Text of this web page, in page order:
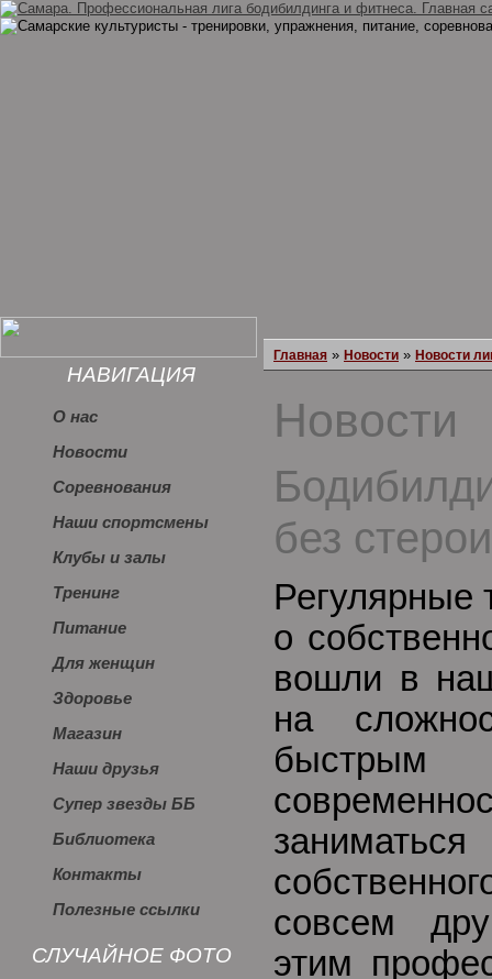
НАВИГАЦИЯ
О нас
Новости
Соревнования
Наши спортсмены
Клубы и залы
Тренинг
Питание
Для женщин
Здоровье
Магазин
Наши друзья
Супер звезды ББ
Библиотека
Контакты
Полезные ссылки
СЛУЧАЙНОЕ ФОТО
Главная » Новости » Новости
Новости
без
Регулярные
о
вошли в
на
быстрым
совсем
этим